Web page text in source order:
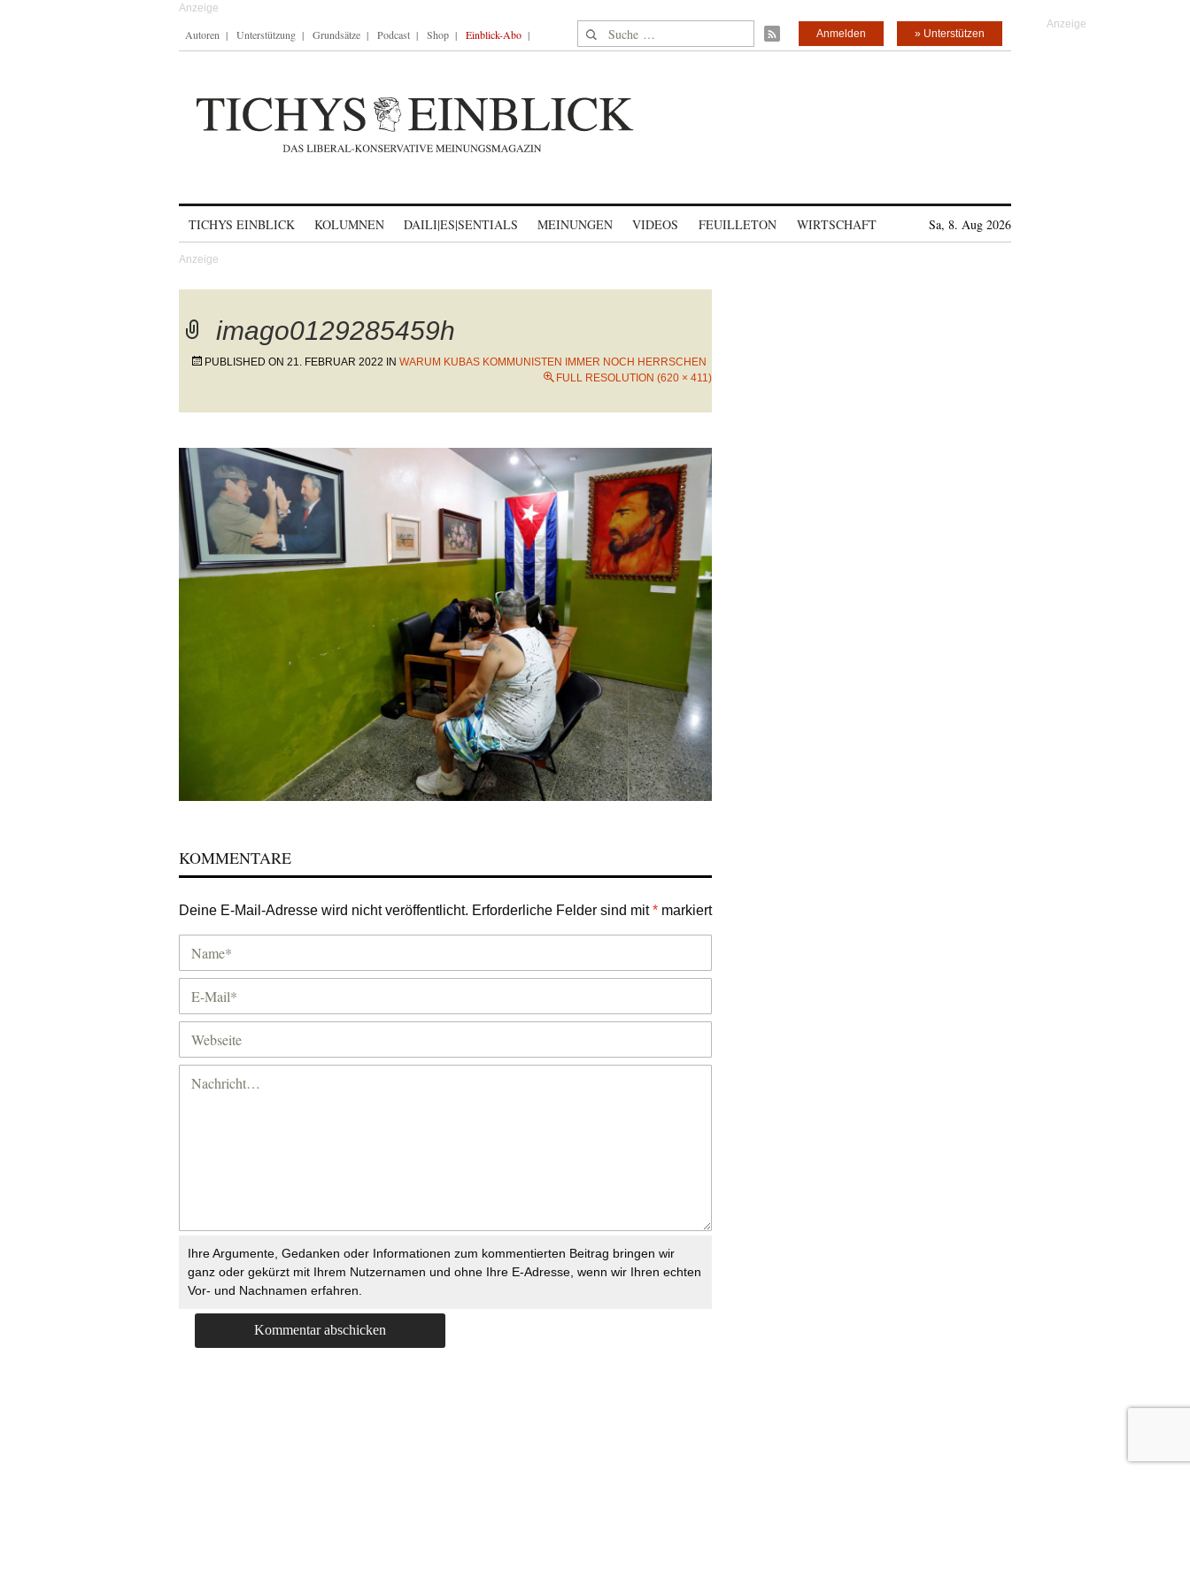
Autoren Unterstützung Grundsätze Podcast Shop Einblick-Abo Suche nach: » Unterstützen
Anmelden
TICHYS EINBLICK KOLUMNEN DAILI|ES|SENTIALS MEINUNGEN VIDEOS FEUILLETON WIRTSCHAFT Sa, 8. Aug 2026
imago0129285459h
PUBLISHED ON 21. FEBRUAR 2022 IN WARUM KUBAS KOMMUNISTEN IMMER NOCH HERRSCHEN
FULL RESOLUTION (620 × 411)
KOMMENTARE
Deine E-Mail-Adresse wird nicht veröffentlicht. Erforderliche Felder sind mit* markiert
Ihre Argumente, Gedanken oder Informationen zum kommentierten Beitrag bringen wir
ganz oder gekürzt mit Ihrem Nutzernamen und ohne Ihre E-Adresse, wenn wir Ihren echten
Vor- und Nachnamen erfahren.